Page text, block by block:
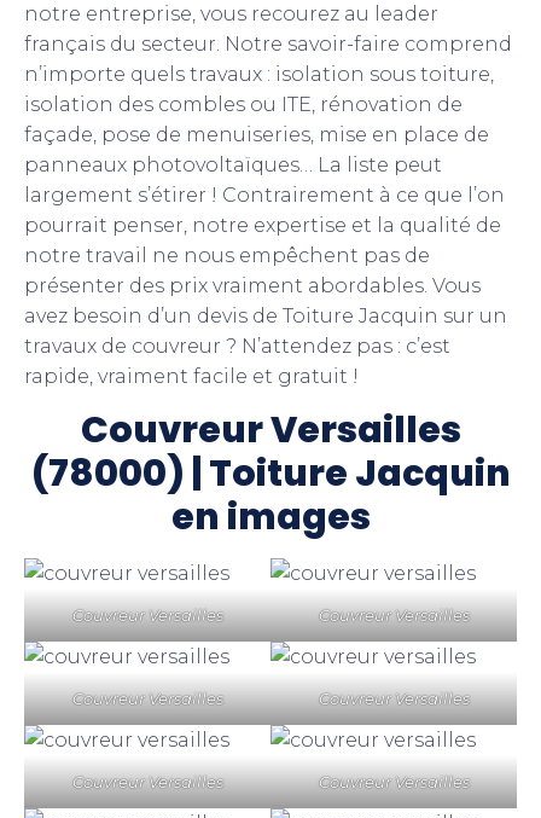
notre entreprise, vous recourez au leader
français du secteur. Notre savoir-faire comprend
n’importe quels travaux : isolation sous toiture,
isolation des combles ou ITE, rénovation de
façade, pose de menuiseries, mise en place de
panneaux photovoltaïques… La liste peut
largement s’étirer ! Contrairement à ce que l’on
pourrait penser, notre expertise et la qualité de
notre travail ne nous empêchent pas de
présenter des prix vraiment abordables. Vous
avez besoin d’un devis de Toiture Jacquin sur un
travaux de couvreur ? N’attendez pas : c’est
rapide, vraiment facile et gratuit !
Couvreur Versailles
(78000) | Toiture Jacquin
en images
Couvreur Versailles Couvreur Versailles
Couvreur Versailles Couvreur Versailles
Couvreur Versailles Couvreur Versailles